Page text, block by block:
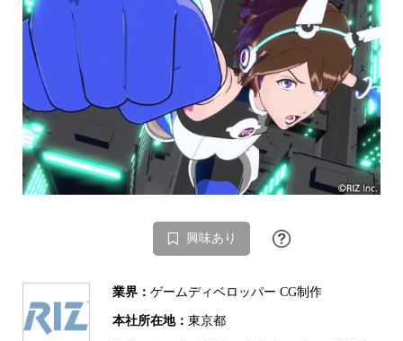
興味あり
業界： ゲームディベロッパー CG制作
本社所在地： 東京都